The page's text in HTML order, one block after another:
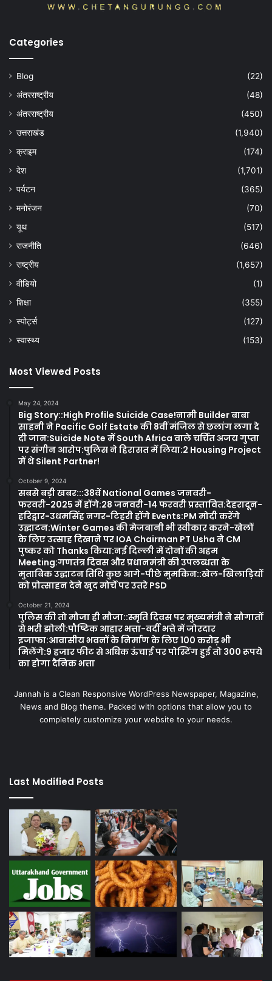
Categories
Blog
(22)
अंतरराष्ट्रीय
(48)
अंतरराष्ट्रीय
(450)
उत्तराखंड
(1,940)
क्राइम
(174)
देश
(1,701)
पर्यटन
(365)
मनोरंजन
(70)
यूथ
(517)
राजनीति
(646)
राष्ट्रीय
(1,657)
वीडियो
(1)
शिक्षा
(355)
स्पोर्ट्स
(127)
स्वास्थ्य
(153)
Most Viewed Posts
May 24, 2024
Big Story::High Profile Suicide Case!नामी Builder बाबा
साहनी ने Pacific Golf Estate की 8वीं मंजिल से छलांग लगा दे
दी जान:Suicide Note में South Africa वाले चर्चित अजय गुप्ता
पर संगीन आरोप:पुलिस ने हिरासत में लिया:2 Housing Project
में थे Silent Partner!
October 9, 2024
सबसे बड़ी खबर:::38वें National Games जनवरी-
फरवरी-2025 में होंगे:28 जनवरी-14 फरवरी प्रस्तावित:देहरादून-
हरिद्वार-उधमसिंह नगर-टिहरी होंगे Events:PM मोदी करेंगे
उद्घाटन:Winter Games की मेजबानी भी स्वीकार करने-खेलों
के लिए उत्साह दिखाने पर IOA Chairman PT Usha ने CM
पुष्कर को Thanks किया:नई दिल्ली में दोनों की अहम
Meeting:गणतंत्र दिवस और प्रधानमंत्री की उपलब्धता के
मुताबिक उद्घाटन तिथि कुछ आगे-पीछे मुमकिन::खेल-खिलाड़ियों
को प्रोत्साहन देने खुद मोर्चे पर उतरे PSD
October 21, 2024
पुलिस की तो मौजा ही मौजा::स्मृति दिवस पर मुख्यमंत्री ने सौगातों
से भरी झोली:पौष्टिक आहार भत्ता-वर्दी भत्ते में जोरदार
इजाफा:आवासीय भवनों के निर्माण के लिए 100 करोड़ भी
मिलेंगे:9 हजार फीट से अधिक ऊंचाई पर पोस्टिंग हुई तो 300 रूपये
का होगा दैनिक भत्ता
Jannah is a Clean Responsive WordPress Newspaper, Magazine,
News and Blog theme. Packed with options that allow you to
completely customize your website to your needs.
Last Modified Posts